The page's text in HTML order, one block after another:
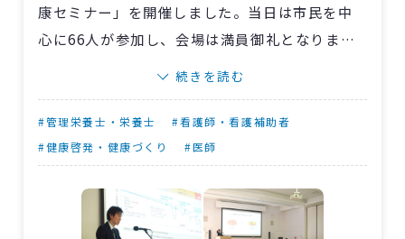
康セミナー」を開催しました。当日は市民を中
心に66人が参加し、会場は満員御礼となりまし
せない」。循環器内科・鈴木友康医師が心臓の
基礎知識や心不全についての説明、予防方法な
看護師が心臓リハビリテーションの説明や自宅
でできる運動の紹介、管理栄養士がクイズを交
続きを読む
#管理栄養士・栄養士
#看護師・看護補助者
#健康啓発・健康づくり
#医師